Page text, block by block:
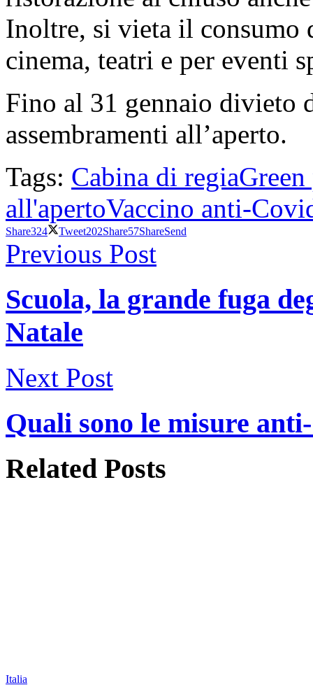
Inoltre, si vieta il consumo
cinema, teatri e per eventi
Fino al 31 gennaio divieto
assembramenti all’aperto.
Tags: Cabina di regia
all'apertoVaccino anti-
Share324 Tweet202Share57ShareSend
Previous Post
Scuola, la grande fuga
Natale
Next Post
Quali sono le misure
Related Posts
Italia